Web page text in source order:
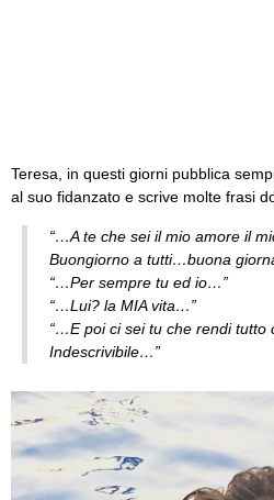
Teresa, in questi giorni pubblica
al suo fidanzato e scrive molte frasi
“…A te che sei il mio amore il
Buongiorno a tutti…buona
“…Per sempre tu ed io…”
“…Lui? la MIA vita…”
“…E poi ci sei tu che rendi tutto
Indescrivibile…”